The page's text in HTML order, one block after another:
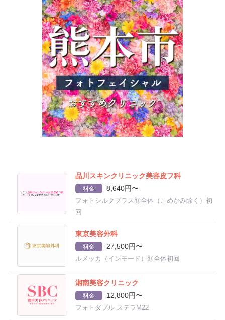
品川スキンクリニック美容皮フ科
料金 8,640円〜
フォトシルクプラス顔全体（こめかみ除く）初
回
東京美容外科
料金 27,500円〜
ルメッカ（インモード）顔全体初回
湘南美容クリニック
料金 12,800円〜
フォトダブル-ステラM22-